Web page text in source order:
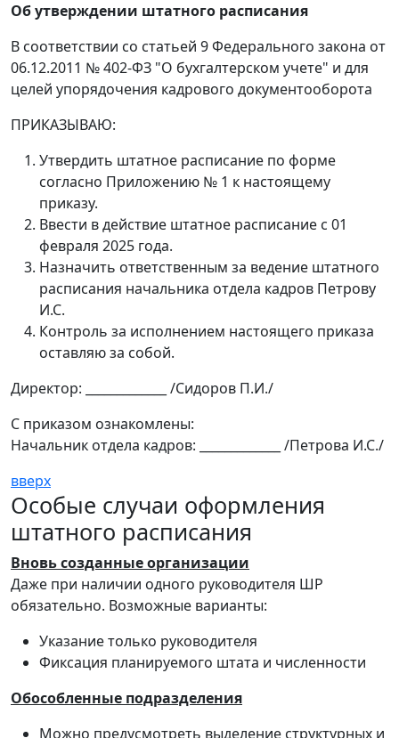
Об утверждении штатного расписания
В соответствии со статьей 9 Федерального закона от
06.12.2011 № 402-ФЗ "О бухгалтерском учете" и для
целей упорядочения кадрового документооборота
ПРИКАЗЫВАЮ:
Утвердить штатное расписание по форме
согласно Приложению № 1 к настоящему
приказу.
Ввести в действие штатное расписание с 01
февраля 2025 года.
Назначить ответственным за ведение штатного
расписания начальника отдела кадров Петрову
И.С.
Контроль за исполнением настоящего приказа
оставляю за собой.
Директор: _____________ /Сидоров П.И./
С приказом ознакомлены:
Начальник отдела кадров: _____________ /Петрова И.С./
вверх
Особые случаи оформления
штатного расписания
Вновь созданные организации
Даже при наличии одного руководителя ШР
обязательно. Возможные варианты:
Указание только руководителя
Фиксация планируемого штата и численности
Обособленные подразделения
Можно предусмотреть выделение структурных и